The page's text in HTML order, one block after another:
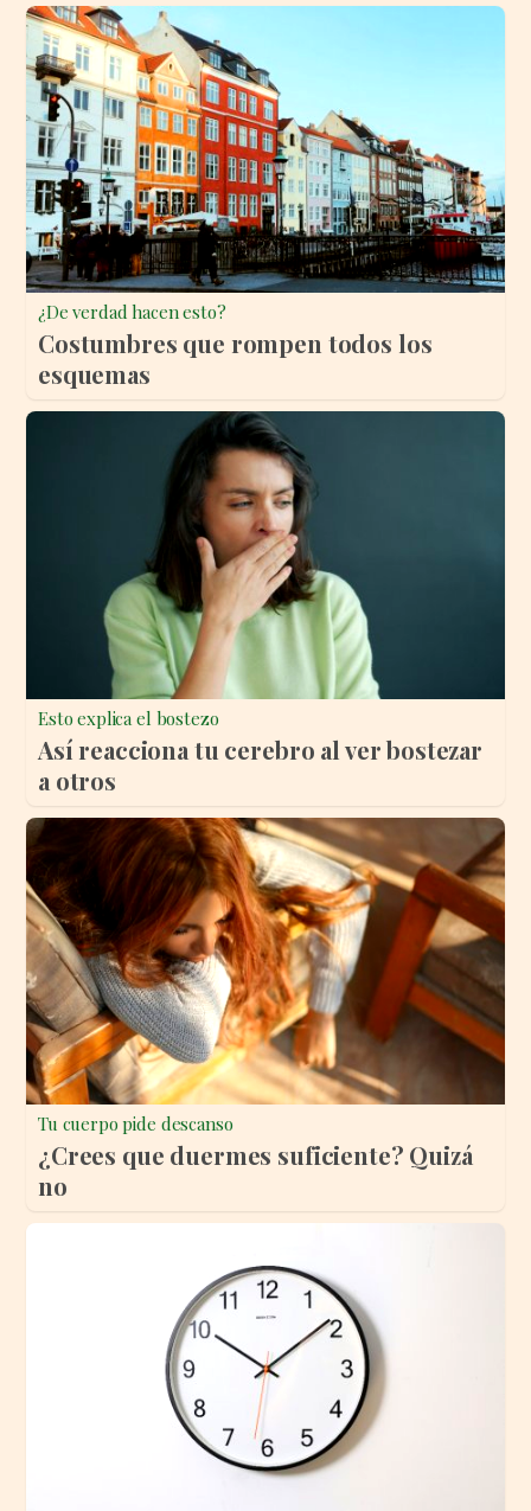
¿De verdad hacen esto?
Costumbres que rompen todos los
esquemas
Esto explica el bostezo
Así reacciona tu cerebro al ver bostezar
a otros
Tu cuerpo pide descanso
¿Crees que duermes suficiente? Quizá
no